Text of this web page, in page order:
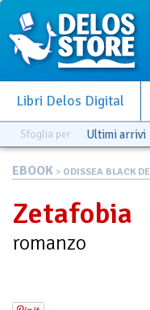
Libri Delos Digital
Sfoglia per Ultimi arrivi
EBOOK > ODISSEA BLACK
Zetafobia
romanzo